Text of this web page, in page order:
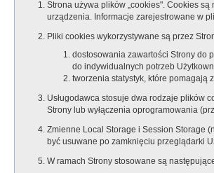
Strona używa plików „cookies". Cookies
urządzenia. Informacje zarejestrowane w
Pliki cookies wykorzystywane są przez
dostosowania zawartości Strony do
do indywidualnych potrzeb
tworzenia statystyk, które pomagają
Usługodawca stosuje dwa rodzaje plików
Strony lub wyłączenia oprogramowania
Zmienne Local Storage i Session Storage
być usuwane po zamknięciu przeglądarki
W ramach Strony stosowane są